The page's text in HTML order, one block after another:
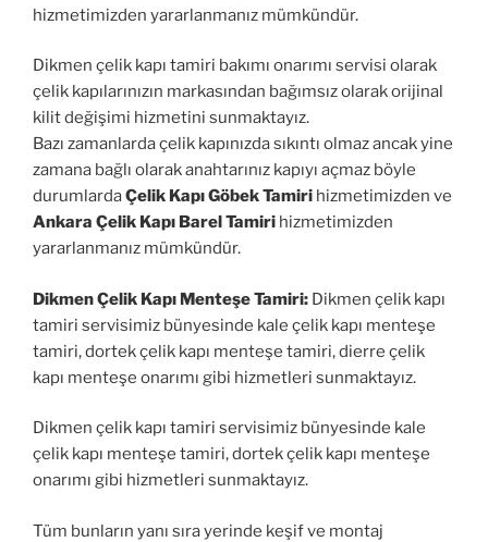
hizmetimizden yararlanmanız mümkündür.
Dikmen çelik kapı tamiri bakımı onarımı servisi olarak
çelik kapılarınızın markasından bağımsız olarak orijinal
kilit değişimi hizmetini sunmaktayız.
Bazı zamanlarda çelik kapınızda sıkıntı olmaz ancak yine
zamana bağlı olarak anahtarınız kapıyı açmaz böyle
durumlardaÇelik Kapı Göbek Tamiri hizmetimizden ve
Ankara Çelik Kapı Barel Tamiri hizmetimizden
yararlanmanız mümkündür.
Dikmen Çelik Kapı Menteşe Tamiri: Dikmen çelik kapı
tamiri servisimiz bünyesinde kale çelik kapı menteşe
tamiri, dortek çelik kapı menteşe tamiri, dierre çelik
kapı menteşe onarımı gibi hizmetleri sunmaktayız.
Dikmen çelik kapı tamiri servisimiz bünyesinde kale
çelik kapı menteşe tamiri, dortek çelik kapı menteşe
onarımı gibi hizmetleri sunmaktayız.
Tüm bunların yanı sıra yerinde keşif ve montaj